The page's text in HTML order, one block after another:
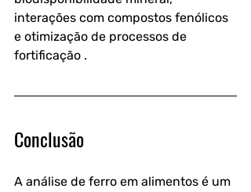
interações com compostos fenólicos
e otimização de processos de
fortificação .
Conclusão
A análise de ferro em alimentos é um